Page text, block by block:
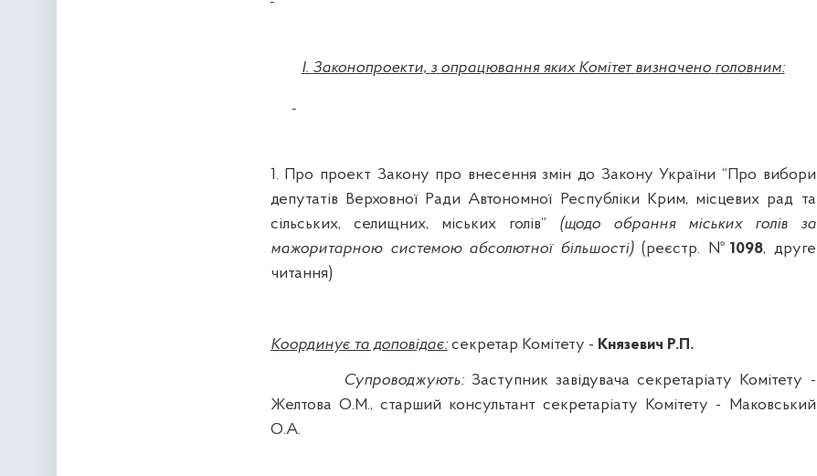
I. Законопроекти, з опрацювання яких Комітет визначено головним:
1. Про проект Закону про внесення змін до Закону України “Про вибори
депутатів Верховної Ради Автономної Республіки Крим, місцевих рад та
сільських, селищних, міських голів”
(щодо обрання міських голів за
мажоритарною системою абсолютної більшості)(реєстр. № 1098, друге
читання)
Координує та доповідає: секретар Комітету - Князевич Р.П.
Супроводжують: Заступник завідувача секретаріату Комітету -
Желтова О.М., старший консультант секретаріату Комітету - Маковський
О.А.